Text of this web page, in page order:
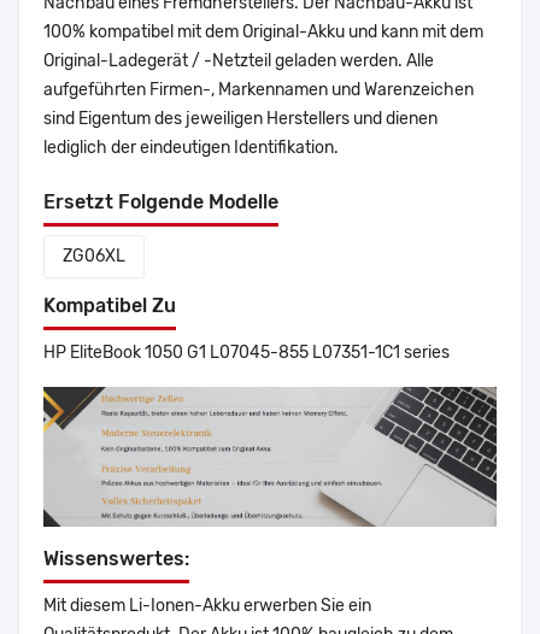
100% kompatibel mit dem Original-Akku und kann mit dem
Original-Ladegerät / -Netzteil geladen werden. Alle
aufgeführten Firmen-, Markennamen und Warenzeichen
sind Eigentum des jeweiligen Herstellers und dienen
lediglich der eindeutigen Identifikation.
Ersetzt Folgende Modelle
ZG06XL
Kompatibel Zu
HP EliteBook 1050 G1 L07045-855 L07351-1C1 series
Wissenswertes:
Mit diesem Li-Ionen-Akku erwerben Sie ein